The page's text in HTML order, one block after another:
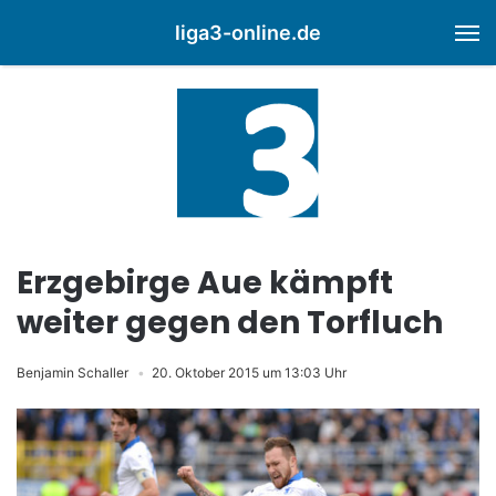
liga3-online.de
Erzgebirge Aue kämpft
weiter gegen den Torfluch
Benjamin Schaller 20. Oktober 2015 um 13:03 Uhr